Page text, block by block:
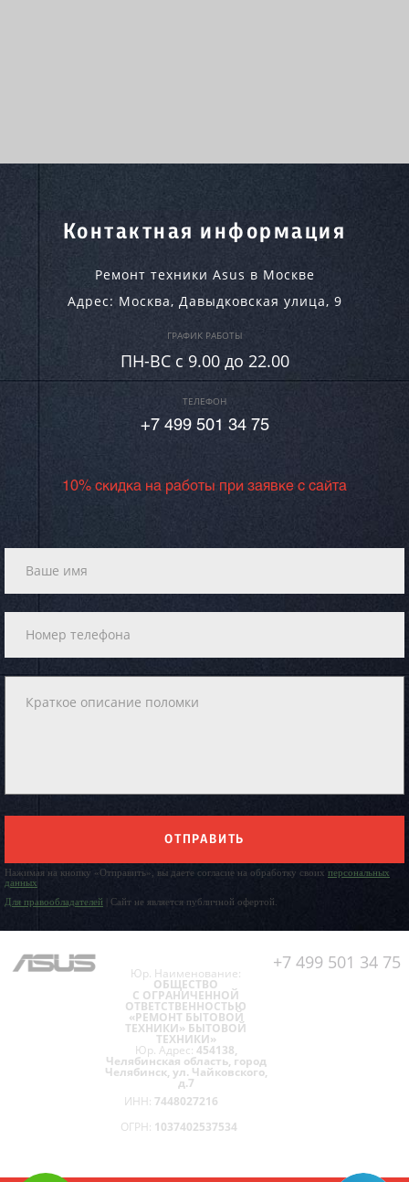
Контактная информация
Ремонт техники Asus в Москве
Адрес: Москва, Давыдковская улица, 9
ГРАФИК РАБОТЫ
ПН-ВC c 9.00 до 22.00
ТЕЛЕФОН
+7 499 501 34 75
10% скидка на работы при заявке с сайта
ОТПРАВИТЬ
Нажимая на кнопку «Отправить», вы даете согласие на обработку своих персональных
данных
Для правообладателей | Сайт не является публичной офертой.
+7 499 501 34 75
Юр. Наименование:
ОБЩЕСТВО
С ОГРАНИЧЕННОЙ
ОТВЕТСТВЕННОСТЬЮ
«РЕМОНТ БЫТОВОЙ
ТЕХНИКИ» БЫТОВОЙ
ТЕХНИКИ»
Юр. Адрес: 454138,
Челябинская область, город
Челябинск, ул. Чайковского,
д.7
ИНН: 7448027216
ОГРН: 1037402537534